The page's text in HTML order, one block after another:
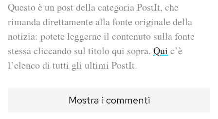
Economia
Sport
Altrecose
Mondiali calcio 2026
PODCAST
NEWSLETTER
Questo è un post della categoria PostIt, che
rimanda direttamente alla fonte originale della
notizia: potete leggerne il contenuto sulla fonte
stessa cliccando sul titolo qui sopra. Qui c’è
l’elenco di tutti gli ultimi PostIt.
Mostra i commenti